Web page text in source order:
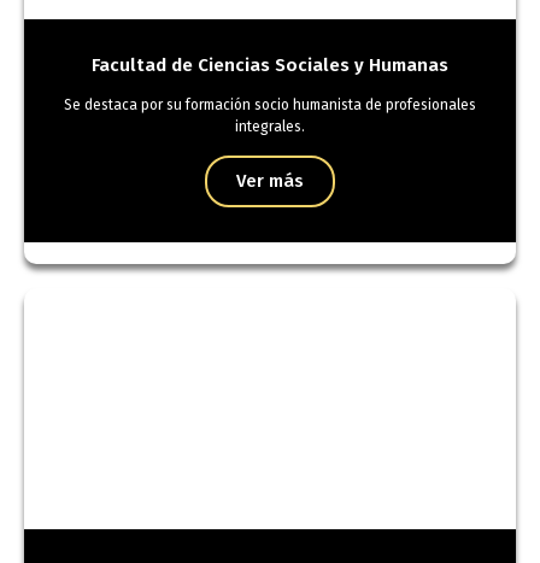
Facultad de Ciencias Sociales y Humanas
Se destaca por su formación socio humanista de profesionales
integrales.
Ver más